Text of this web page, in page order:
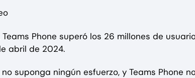
Phone superó los 26 millones de
abril de 2024.
suponga ningún esfuerzo, y Teams Phone